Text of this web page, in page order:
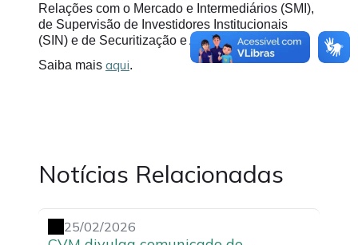
Relações com o Mercado e Intermediários (SMI),
de Supervisão de Investidores Institucionais
(SIN) e de Securitização e Agronegócio (SSE).
Saiba mais aqui.
Notícias Relacionadas
25/02/2026